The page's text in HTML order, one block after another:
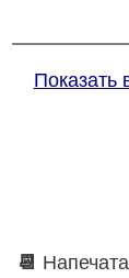
Показать
📆